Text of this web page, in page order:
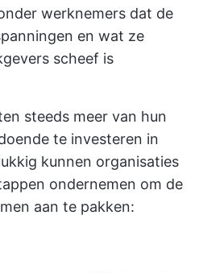
werknemers dat de
en wat ze
scheef is
steeds meer van hun
te investeren in
kunnen organisaties
ondernemen om de
aan te pakken: